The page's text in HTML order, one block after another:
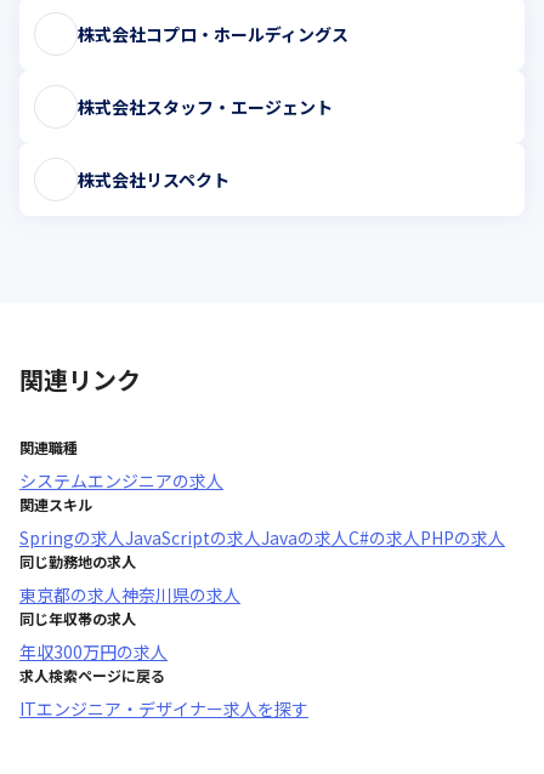
株式会社コプロ・ホールディングス
株式会社スタッフ・エージェント
株式会社リスペクト
関連リンク
関連職種
システムエンジニアの求人
関連スキル
Springの求人JavaScriptの求人Javaの求人C#の求人PHPの求人
同じ勤務地の求人
東京都の求人神奈川県の求人
同じ年収帯の求人
年収300万円の求人
求人検索ページに戻る
ITエンジニア・デザイナー求人を探す